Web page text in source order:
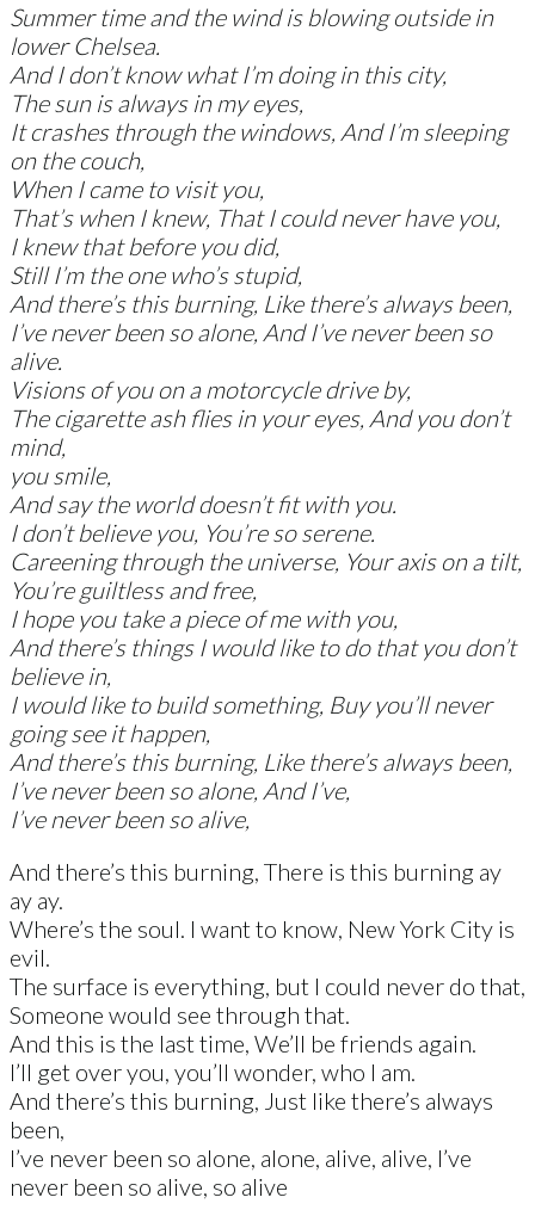
Summer time and the wind is blowing outside in
lower Chelsea.
And I don’t know what I’m doing in this city,
The sun is always in my eyes,
It crashes through the windows, And I’m sleeping
on the couch,
When I came to visit you,
That’s when I knew, That I could never have you,
I knew that before you did,
Still I’m the one who’s stupid,
And there’s this burning, Like there’s always been,
I’ve never been so alone, And I’ve never been so
alive.
Visions of you on a motorcycle drive by,
The cigarette ash flies in your eyes, And you don’t
mind,
you smile,
And say the world doesn’t fit with you.
I don’t believe you, You’re so serene.
Careening through the universe, Your axis on a tilt,
You’re guiltless and free,
I hope you take a piece of me with you,
And there’s things I would like to do that you don’t
believe in,
I would like to build something, Buy you’ll never
going see it happen,
And there’s this burning, Like there’s always been,
I’ve never been so alone, And I’ve,
I’ve never been so alive,
And there’s this burning, There is this burning ay
ay ay.
Where’s the soul. I want to know, New York City is
evil.
The surface is everything, but I could never do that,
Someone would see through that.
And this is the last time, We’ll be friends again.
I’ll get over you, you’ll wonder, who I am.
And there’s this burning, Just like there’s always
been,
I’ve never been so alone, alone, alive, alive, I’ve
never been so alive, so alive